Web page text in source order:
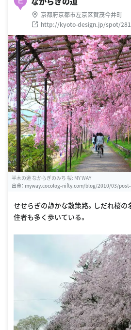
京都府京都市左京区賀茂今井町
http://kyoto-design.jp/spot/
半木の道 なからぎのみち 桜: MY WAY
出典： myway.cocolog-nifty.com/blog/2010/03/
せせらぎの静かな散策路。しだれ桜の
住者も多く歩いている。